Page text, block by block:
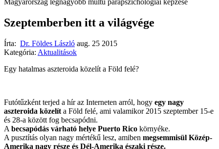
Szeptemberben itt a világvége
Írta: Dr. Földes László aug. 25 2015
Kategória: Aktualitások
Egy hatalmas aszteroida közelít a Föld felé?
Futótűzként terjed a hír az Interneten arról, hogy egy nagy
aszteroida közelít a Föld felé, ami valamikor 2015 szeptember 15-e
és 28-a között fog becsapódni.
A becsapódás várható helye Puerto Rico környéke.
A pusztítás olyan nagy mértékű lesz, amiben megsemmisül Közép-
Amerika nagy része és Dél-Amerika északi része.